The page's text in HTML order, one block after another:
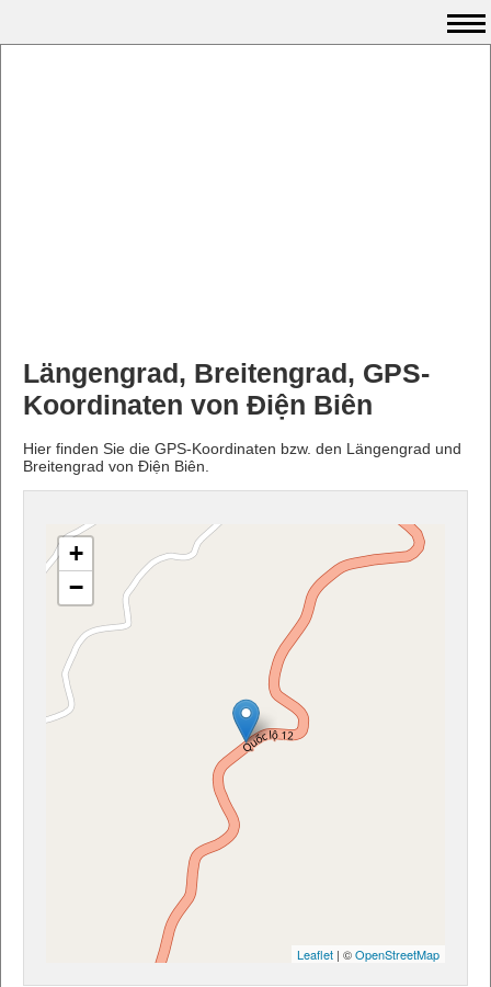
Längengrad, Breitengrad, GPS-
Koordinaten von Điện Biên
Hier finden Sie die GPS-Koordinaten bzw. den Längengrad und
Breitengrad von Điện Biên.
+
−
Leaflet | ©OpenStreetMap